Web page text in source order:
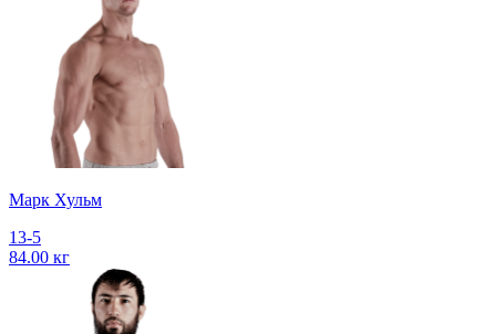
Марк Хульм
13-5
84.00 кг